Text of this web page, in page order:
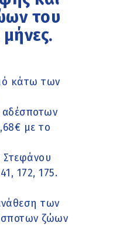
του
κάτω των
αδέσποτων
με το
Στεφάνου
172, 175.
των
ζώων